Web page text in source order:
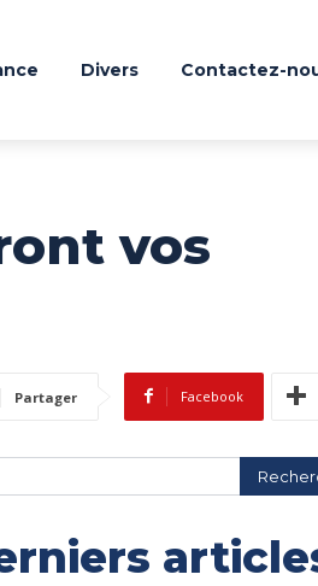
Divers Contactez-
vos
Partager Facebook